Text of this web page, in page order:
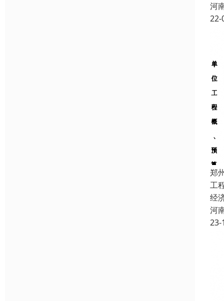
河
22-
郑
工
经
河
23-